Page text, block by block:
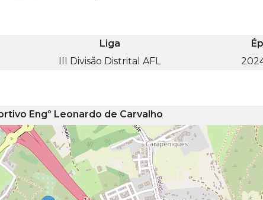
Liga
III Divisão Distrital AFL
Engº Leonardo de Carvalho